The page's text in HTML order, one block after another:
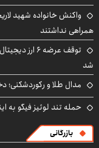
واکنش خانواده شهید
همراهی نداشتند
توقف عرضه
شد
مدال طلا و رکوردشکنی؛
حمله تند لوئیز فیگو به
بازرگانی